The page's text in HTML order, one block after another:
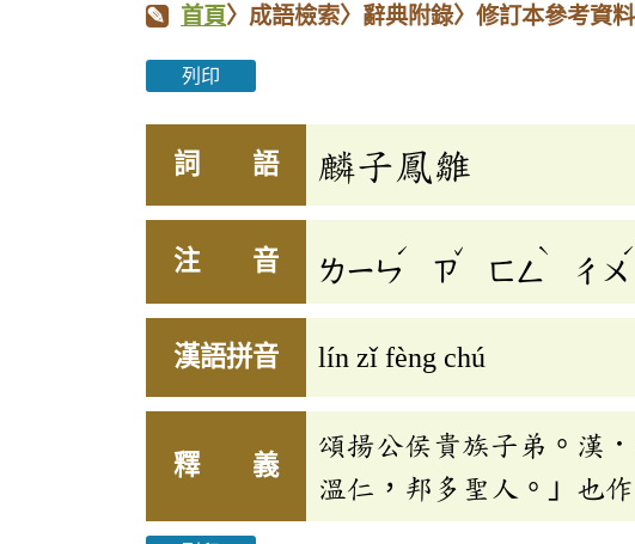
首頁〉成語檢索〉辭典附錄〉修訂本參考資料
列印
詞 語 麟子鳳雛
注 音 ㄌㄧㄣ
ˊ
ㄗ
ˇ
ㄈㄥ
ˋ
ㄔㄨ
ˊ
漢語拼音 lín zǐ fèng chú
釋 義
頌揚公侯貴族子弟。漢
溫仁，邦多聖人。」也